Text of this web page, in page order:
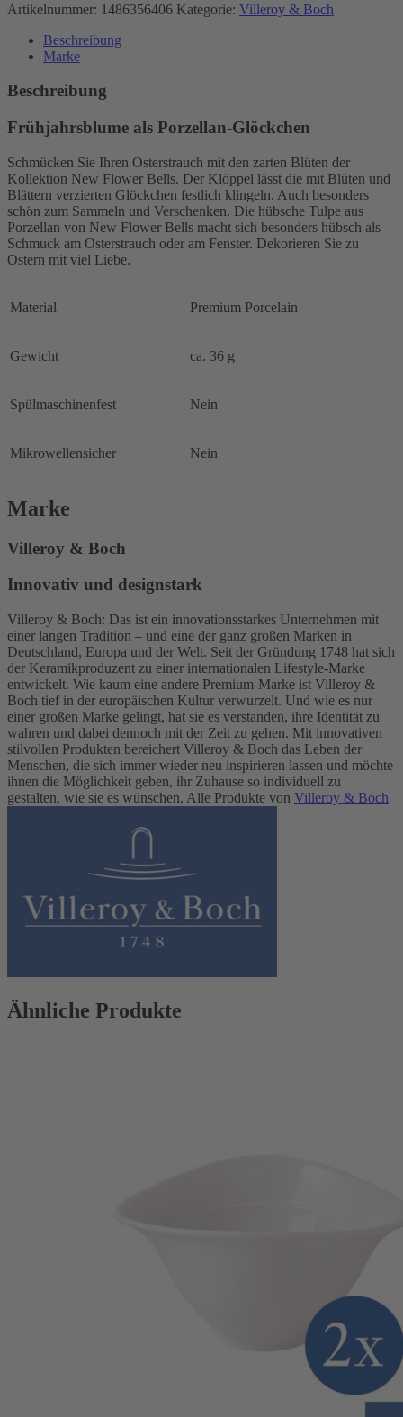
Artikelnummer: 1486356406 Kategorie: Villeroy & Boch
Beschreibung
Marke
Beschreibung
Frühjahrsblume als Porzellan-Glöckchen
Schmücken Sie Ihren Osterstrauch mit den zarten Blüten der
Kollektion New Flower Bells. Der Klöppel lässt die mit Blüten und
Blättern verzierten Glöckchen festlich klingeln. Auch besonders
schön zum Sammeln und Verschenken. Die hübsche Tulpe aus
Porzellan von New Flower Bells macht sich besonders hübsch als
Schmuck am Osterstrauch oder am Fenster. Dekorieren Sie zu
Ostern mit viel Liebe.
Material Premium Porcelain
Gewicht ca. 36 g
Spülmaschinenfest Nein
Mikrowellensicher Nein
Marke
Villeroy & Boch
Innovativ und designstark
Villeroy & Boch: Das ist ein innovationsstarkes Unternehmen mit
einer langen Tradition – und eine der ganz großen Marken in
Deutschland, Europa und der Welt. Seit der Gründung 1748 hat sich
der Keramikproduzent zu einer internationalen Lifestyle-Marke
entwickelt. Wie kaum eine andere Premium-Marke ist Villeroy &
Boch tief in der europäischen Kultur verwurzelt. Und wie es nur
einer großen Marke gelingt, hat sie es verstanden, ihre Identität zu
wahren und dabei dennoch mit der Zeit zu gehen. Mit innovativen
stilvollen Produkten bereichert Villeroy & Boch das Leben der
Menschen, die sich immer wieder neu inspirieren lassen und möchte
ihnen die Möglichkeit geben, ihr Zuhause so individuell zu
gestalten, wie sie es wünschen. Alle Produkte von Villeroy & Boch
Ähnliche Produkte